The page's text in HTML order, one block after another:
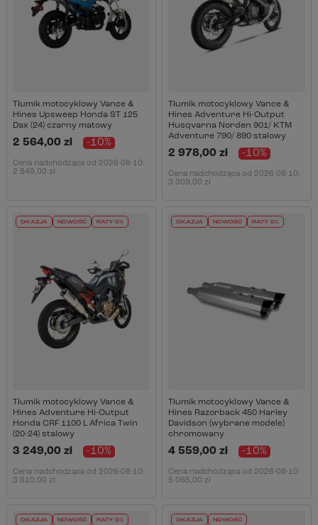
Tłumik motocyklowy Vance &
Hines Upsweep Honda ST 125
Dax (24) czarny matowy
2 564,00 zł -10%
Cena nadchodząca od 2026-08-10:
2 849,00 zł
Tłumik motocyklowy Vance &
Hines Adventure Hi-Output
Husqvarna Norden 901/ KTM
Adventure 790/ 890 stalowy
2 978,00 zł -10%
Cena nadchodząca od 2026-08-10:
3 309,00 zł
OKAZJA NOWOŚĆ RATY 0%
Tłumik motocyklowy Vance &
Hines Adventure Hi-Output
Honda CRF 1100 L Africa Twin
(20-24) stalowy
3 249,00 zł -10%
Cena nadchodząca od 2026-08-10:
3 610,00 zł
OKAZJA NOWOŚĆ RATY 0%
Tłumik motocyklowy Vance &
Hines Razorback 450 Harley
Davidson (wybrane modele)
chromowany
4 559,00 zł -10%
Cena nadchodząca od 2026-08-10:
5 065,00 zł
OKAZJA NOWOŚĆ RATY 0% OKAZJA NOWOŚĆ